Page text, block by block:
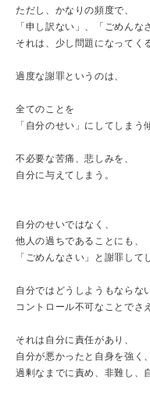
ただし、かなりの頻度で、
「申し訳ない」、「ごめんな
それは、少し問題になってく
過度な謝罪というのは、
全てのことを
「自分のせい」にしてしまう
不必要な苦痛、悲しみを、
自分に与えてしまう。
自分のせいではなく、
他人の過ちであることにも、
「ごめんなさい」と謝罪して
自分ではどうしようもならな
コントロール不可なことでさ
それは自分に責任があり、
自分が悪かったと自身を強く、
過剰なまでに責め、非難し、